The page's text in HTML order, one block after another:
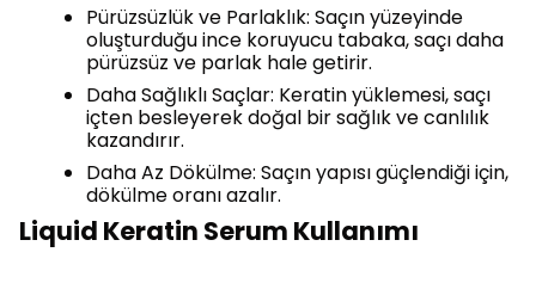
Pürüzsüzlük ve Parlaklık: Saçın yüzeyinde
oluşturduğu ince koruyucu tabaka, saçı daha
pürüzsüz ve parlak hale getirir.
Daha Sağlıklı Saçlar: Keratin yüklemesi, saçı
içten besleyerek doğal bir sağlık ve canlılık
kazandırır.
Daha Az Dökülme: Saçın yapısı güçlendiği için,
dökülme oranı azalır.
Liquid Keratin Serum Kullanımı